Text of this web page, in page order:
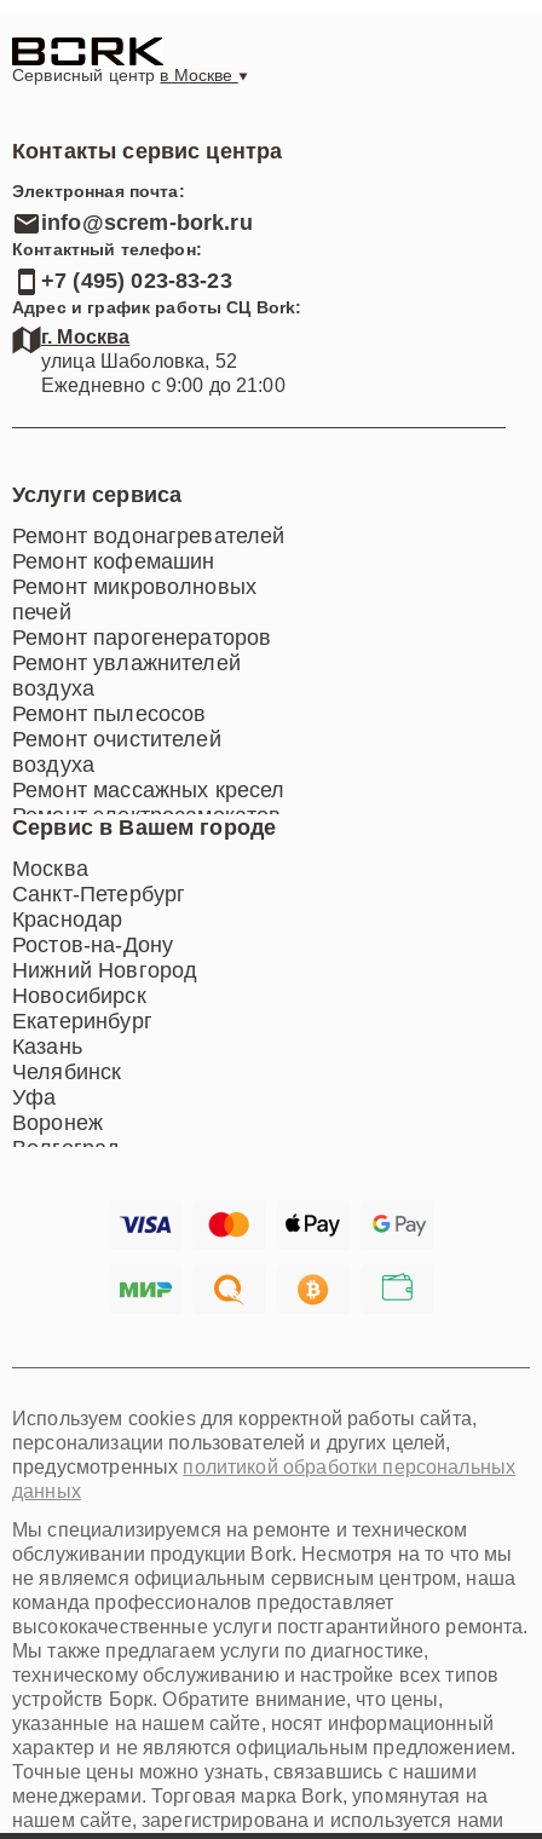
Сервисный центр в Москве
Контакты сервис центра
Электронная почта:
info@screm-bork.ru
Контактный телефон:
+7 (495) 023-83-23
Адрес и график работы СЦ Bork:
г. Москва
улица Шаболовка, 52
Ежедневно с 9:00 до 21:00
Сервис в Вашем городе
Москва
Санкт-Петербург
Краснодар
Ростов-на-Дону
Нижний Новгород
Новосибирск
Екатеринбург
Казань
Челябинск
Уфа
Воронеж
Волгоград
Хабаровск
Иркутск
Омск
Красноярск
Пермь
Ульяновск
Киров
Архангельск
Астрахань
Белгород
Благовещенск
Брянск
Владивосток
Владикавказ
Владимир
Волжский
Вологда
Грозный
Иваново
Услуги сервиса
Ремонт водонагревателей
Ремонт кофемашин
Ремонт микроволновых
печей
Ремонт парогенераторов
Ремонт увлажнителей
воздуха
Ремонт пылесосов
Ремонт очистителей
воздуха
Ремонт массажных кресел
Ремонт электросамокатов
Ремонт индукционных плит
Ремонт роботов-пылесосов
Ремонт гладильных систем
Ремонт отпаривателей
Ремонт вертикальных
пылесосов
Используем cookies для корректной работы сайта,
персонализации пользователей и других целей,
предусмотренных политикой обработки персональных
данных
Мы специализируемся на ремонте и техническом
обслуживании продукции Bork. Несмотря на то что мы
не являемся официальным сервисным центром, наша
команда профессионалов предоставляет
высококачественные услуги постгарантийного ремонта.
Мы также предлагаем услуги по диагностике,
техническому обслуживанию и настройке всех типов
устройств Борк. Обратите внимание, что цены,
указанные на нашем сайте, носят информационный
характер и не являются официальным предложением.
Точные цены можно узнать, связавшись с нашими
менеджерами. Торговая марка Bork, упомянутая на
нашем сайте, зарегистрирована и используется нами